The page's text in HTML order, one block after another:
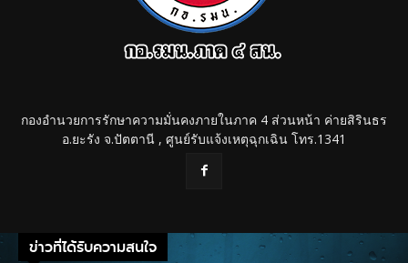
กองอำนวยการรักษาความมั่นคงภายในภาค 4 ส่วนหน้า ค่ายสิรินธร
อ.ยะรัง จ.ปัตตานี , ศูนย์รับแจ้งเหตุฉุกเฉิน โทร.1341
ข่าวที่ได้รับความสนใจ